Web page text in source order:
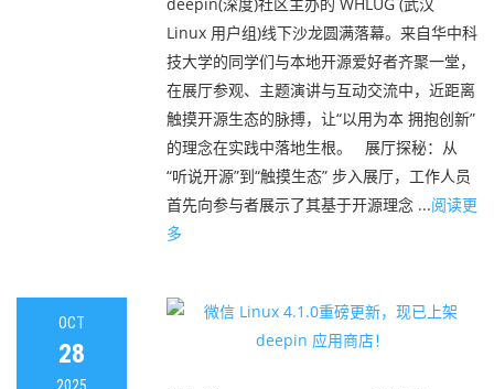
Linux 用户组)线下沙龙圆满落幕。来自华中科
技大学的同学们与本地开源爱好者齐聚一堂，
在展厅参观、主题演讲与互动交流中，近距离
触摸开源生态的脉搏，让“以用为本 拥抱创新”
的理念在实践中落地生根。 展厅探秘：从
“听说开源”到“触摸生态” 步入展厅，工作人员
首先向参与者展示了其基于开源理念 ...阅读更
多
OCT
28